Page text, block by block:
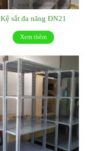
Kệ sắt đa năng ĐN21
Xem thêm